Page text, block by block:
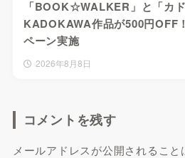
「BOOK☆WALKER」と「カ
KADOKAWA作品が500円OFF
ペーン実施
2026年8月8日
コメントを残す
メールアドレスが公開されること